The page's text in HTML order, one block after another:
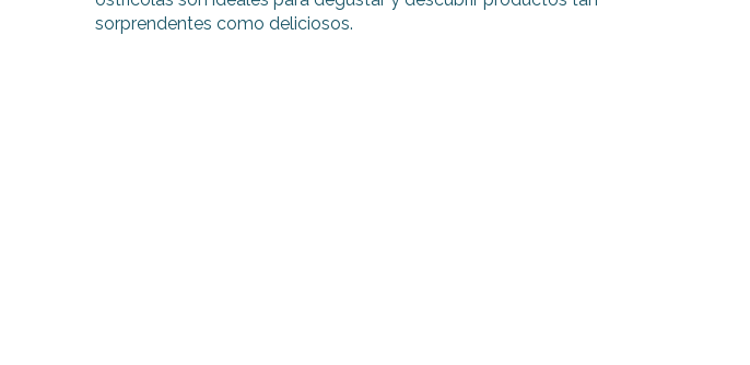
sorprendentes como deliciosos.